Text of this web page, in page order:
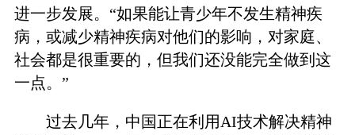
进一步发展。“如果能让青少年不发生精神疾
病，或减少精神疾病对他们的影响，对家庭、
社会都是很重要的，但我们还没能完全做到这
一点。”
过去几年，中国正在利用AI技术解决精神